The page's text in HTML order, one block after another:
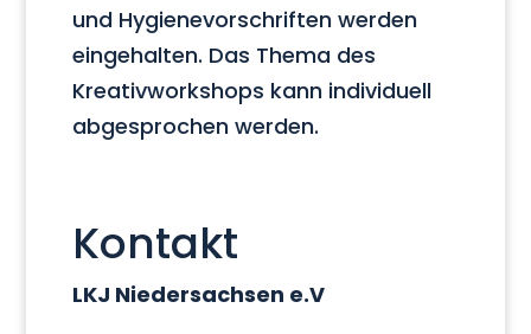
und Hygienevorschriften werden
eingehalten. Das Thema des
Kreativworkshops kann individuell
abgesprochen werden.
Kontakt
LKJ Niedersachsen e.V